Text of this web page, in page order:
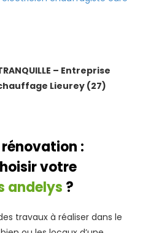
– Entreprise
Lieurey (27)
:
votre
andelys ?
travaux à réaliser dans le